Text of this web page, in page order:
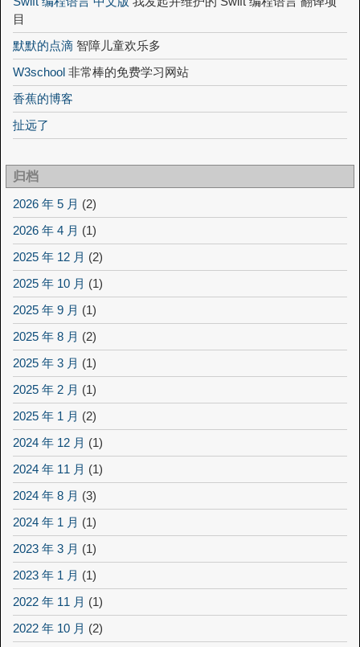
目
默默的点滴 智障儿童欢乐多
W3school 非常棒的免费学习网站
香蕉的博客
扯远了
归档
2026 年 5 月 (2)
2026 年 4 月 (1)
2025 年 12 月 (2)
2025 年 10 月 (1)
2025 年 9 月 (1)
2025 年 8 月 (2)
2025 年 3 月 (1)
2025 年 2 月 (1)
2025 年 1 月 (2)
2024 年 12 月 (1)
2024 年 11 月 (1)
2024 年 8 月 (3)
2024 年 1 月 (1)
2023 年 3 月 (1)
2023 年 1 月 (1)
2022 年 11 月 (1)
2022 年 10 月 (2)